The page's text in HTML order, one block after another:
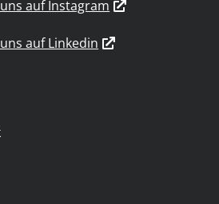
auf Instagram
auf Linkedin